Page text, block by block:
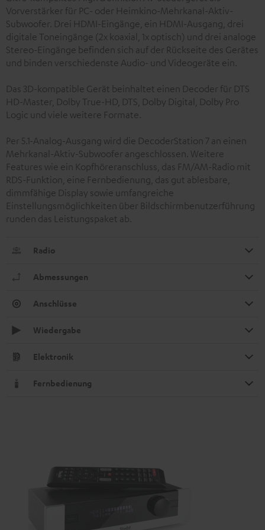
Vorverstärker für PC- oder Heimkino-Mehrkanal-Aktiv-
Subwoofer. Drei HDMI-Eingänge, ein HDMI-Ausgang, drei
digitale Toneingänge (2x koaxial, 1x optisch) und drei analoge
Stereo-Eingänge befinden sich auf der Rückseite des Gerätes
und binden verschiedenste Audio- und Videogeräte ein.
Das 3D-kompatible Gerät beinhaltet einen Decoder für DTS
HD-Master, Dolby True-HD, DTS, Dolby Digital, Dolby Pro
Logic und viele weitere Formate.
Per 5.1-Analog-Ausgang wird die DecoderStation 7 an einen
Mehrkanal-Aktiv-Subwoofer angeschlossen. Weitere
Features wie ein Kopfhöreranschluss, das FM/AM-Radio mit
RDS-Funktion, eine Fernbedienung, das gut ablesbare,
dimmfähige Display sowie umfangreiche
Einstellungsmöglichkeiten über Bildschirmbenutzerführung
runden das Leistungspaket ab.
Radio
Abmessungen
Anschlüsse
Wiedergabe
Elektronik
Fernbedienung